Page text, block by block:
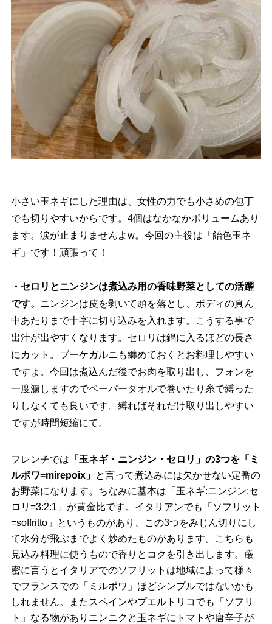
小さい玉ネギにした理由は、女性の力でも小さめの包丁
でも切りやすいからです。4個はなかなかボリュームあり
ます。涙が止まりませんよw。今回の主役は「飴色玉ネ
ギ」です！頑張って！
・セロリとニンジンは煮込み用の香味野菜としての活躍
です。 ニンジンは皮を剥いて頭を落とし、ボディの真ん
中あたりまで十字に切り込みを入れます。こうする事で
出汁が出やすくなります。セロリは鍋に入るほどの長さ
にカット。ブーケガルニも纏めておくとお料理しやすい
ですよ。今回は煮込んだ後でお肉を取り出し、フォンを
一度濾しますのでペーパータオルで巻いたり糸で縛った
りしなくても良いです。縛ればそれだけ取り出しやすい
ですが時間短縮にて。
フレンチでは 「玉ネギ・ニンジン・セロリ」の3つを「ミ
ルポワ=mirepoix」 と言って煮込みには欠かせない定番の
お野菜になります。ちなみに基本は「玉ネギ:ニンジン:セ
ロリ=3:2:1」が黄金比です。イタリアンでも「ソフリット
=soffritto」というものがあり、この3つをみじん切りにし
て水分が飛ぶまでよく炒めたものがあります。こちらも
見込み料理に使うもので香りとコクを引き出します。厳
密に言うとイタリアでのソフリットは地域によって様々
でフランスでの「ミルポワ」ほどシンプルではないかも
しれません。またスペインやプエルトリコでも「ソフリ
ト」なる物がありニンニクと玉ネギにトマトや唐辛子が